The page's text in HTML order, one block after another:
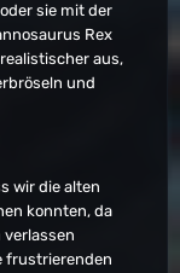
sie mit der
Rex
aus,
und
wir die alten
konnten, da
verlassen
frustrierenden